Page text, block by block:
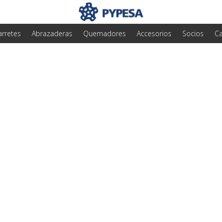
Abrazaderas Quemadores Accesorios Socios